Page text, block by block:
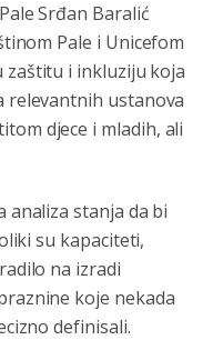
Srđan Baralić
Pale i Unicefom
zaštitu i inkluziju koja
relevantnih ustanova
djece i mladih, ali
analiza stanja da bi
su kapaciteti,
na izradi
koje nekada
definisali.
pricivljiviji-to
Ko je
rade samo ono